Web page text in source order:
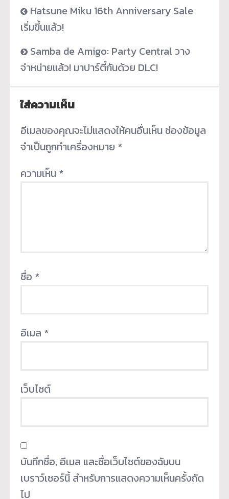
Hatsune Miku 16th Anniversary Sale
เริ่มขึ้นแล้ว!
Samba de Amigo: Party Central วาง
จำหน่ายแล้ว! มาปาร์ตี้กันด้วย DLC!
ใส่ความเห็น
อีเมลของคุณจะไม่แสดงให้คนอื่นเห็น ช่องข้อมูล
จำเป็นถูกทำเครื่องหมาย *
ความเห็น *
ชื่อ *
อีเมล *
เว็บไซต์
บันทึกชื่อ, อีเมล และชื่อเว็บไซต์ของฉันบน
เบราว์เซอร์นี้ สำหรับการแสดงความเห็นครั้งถัด
ไป